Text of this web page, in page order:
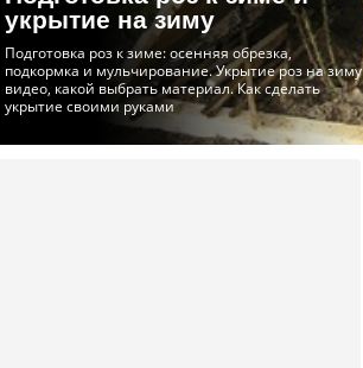
укрытие на зиму
Подготовка роз к зиме: осенняя обрезка,
подкормка и мульчирование. Укрытие роз на зиму
видео, какой выбрать материал. Как сделать
укрытие своими руками